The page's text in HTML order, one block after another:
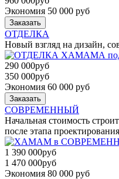
Экономия 50 000 руб
Заказать
ОТДЕЛКА
Новый взгляд на дизайн,
290 000руб
350 000руб
Экономия 60 000 руб
Заказать
СОВРЕМЕННЫЙ
Начальная стоимость
после этапа
1 390 000руб
1 470 000руб
Экономия 80 000 руб